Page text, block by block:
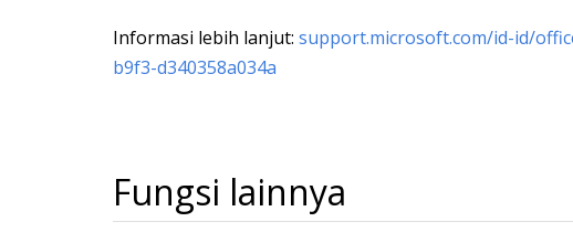
Informasi lebih lanjut: support.microsoft.com/id-id/
b9f3-d340358a034a
Fungsi lainnya